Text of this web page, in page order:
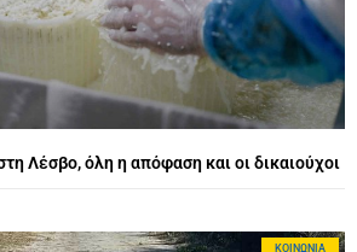
Λέσβο, όλη η απόφαση και οι δικαιούχοι
ΚΟΙΝΩΝΊΑ